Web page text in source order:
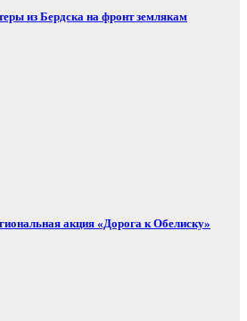
из Бердска на фронт землякам
акция «Дорога к Обелиску»